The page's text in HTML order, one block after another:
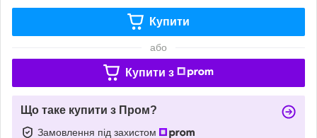
Купити
або
Купити з
Що таке купити з Пром?
Замовлення під захистом